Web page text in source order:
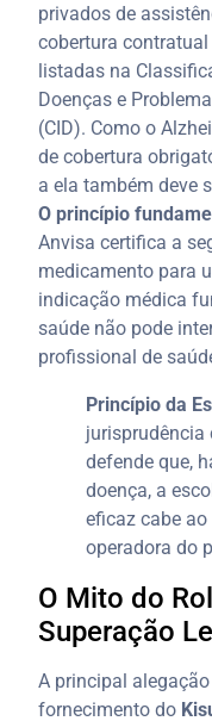
privados de
cobertura
listadas na
Doenças e
(CID). Como o
de cobertura
a ela também deve
O princípio
Anvisa certifica a
medicamento para
indicação médica
saúde não pode
profissional de
Princípio da
jurisprudência
defende que,
doença, a
eficaz cabe
operadora do
O Mito do
Superação
A principal
fornecimento do